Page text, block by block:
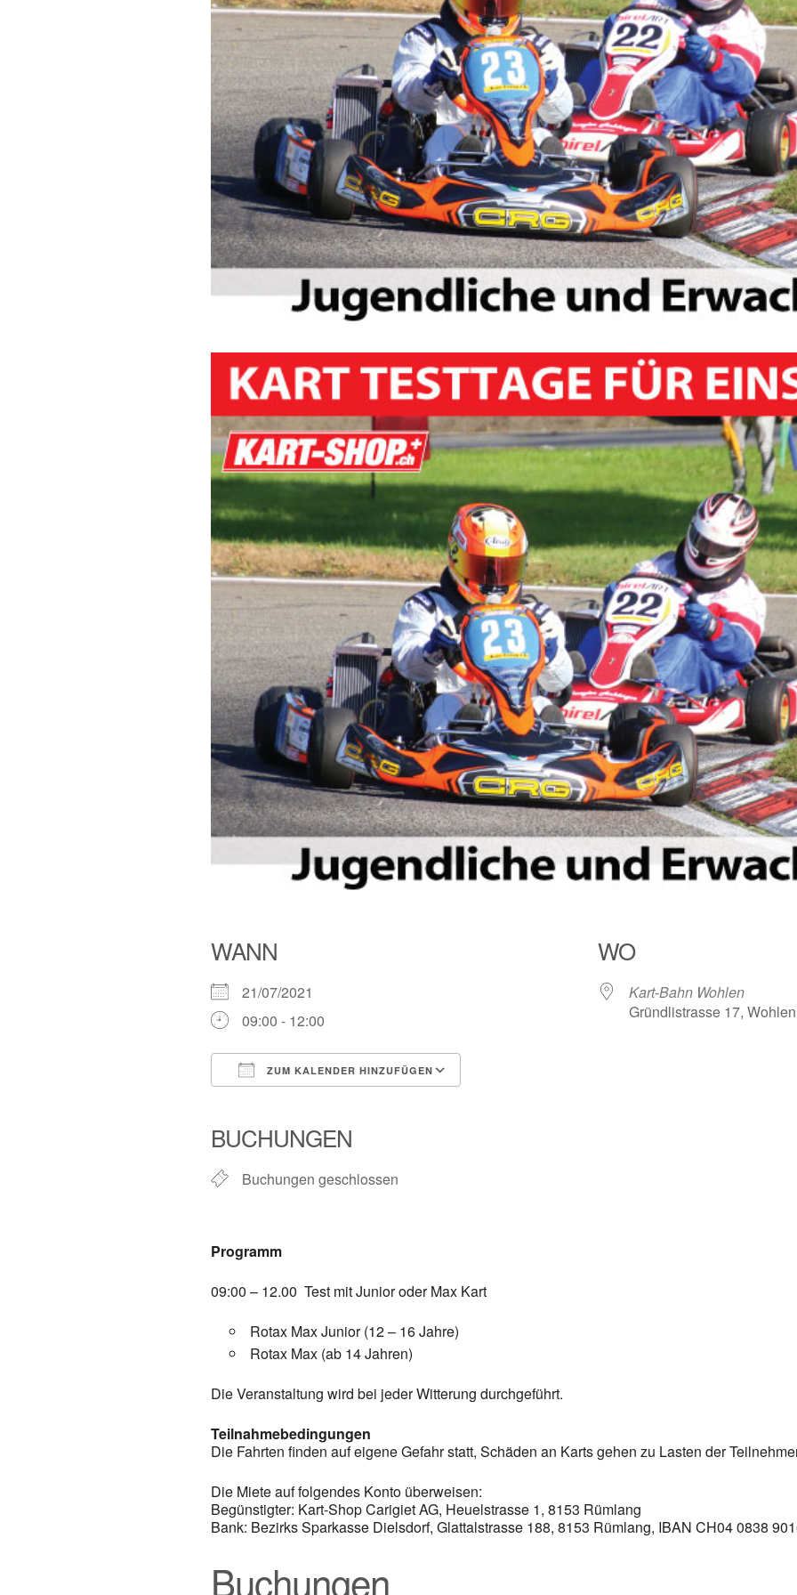
WANN
21/07/2021
09:00 - 12:00
ZUM KALENDER HINZUFÜGEN
BUCHUNGEN
Buchungen geschlossen
WO
Kart-Bahn Wohlen
Gründlistrasse 17,
Programm
09:00 – 12.00 Test mit Junior oder Max Kart
Rotax Max Junior (12 – 16 Jahre)
Rotax Max (ab 14 Jahren)
Die Veranstaltung wird bei jeder Witterung durchgeführt.
Teilnahmebedingungen
Die Fahrten finden auf eigene Gefahr statt, Schäden an Karts gehen zu Lasten der
Die Miete auf folgendes Konto überweisen:
Begünstigter: Kart-Shop Carigiet AG, Heuelstrasse 1, 8153 Rümlang
Bank: Bezirks Sparkasse Dielsdorf, Glattalstrasse 188, 8153 Rümlang, IBAN CH04 0838
Buchungen